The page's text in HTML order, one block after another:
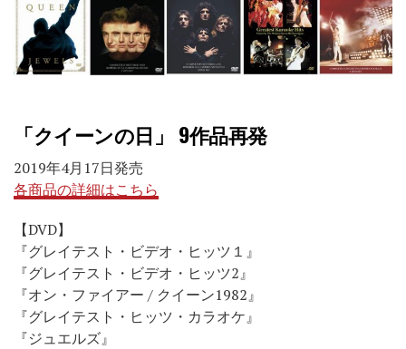
「クイーンの日」 9作品再発
2019年4月17日発売
各商品の詳細はこちら
【DVD】
『グレイテスト・ビデオ・ヒッツ１』
『グレイテスト・ビデオ・ヒッツ2』
『オン・ファイアー / クイーン1982』
『グレイテスト・ヒッツ・カラオケ』
『ジュエルズ』